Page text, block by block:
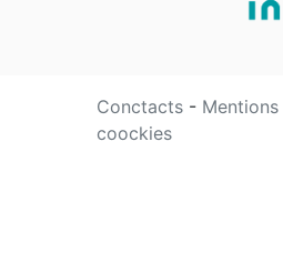
Conctacts -
coockies